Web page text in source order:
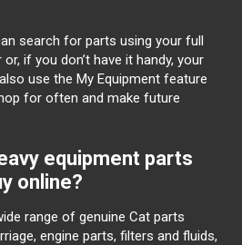
search for parts using your full
if you don’t have it handy, your
use the My Equipment feature
for often and make future
equipment parts
online?
range of genuine Cat parts
engine parts, filters and fluids,